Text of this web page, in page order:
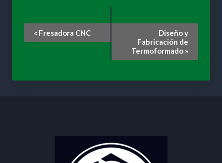
Navegación
« Fresadora CNC
Diseño y
Fabricación de
Termoformado »